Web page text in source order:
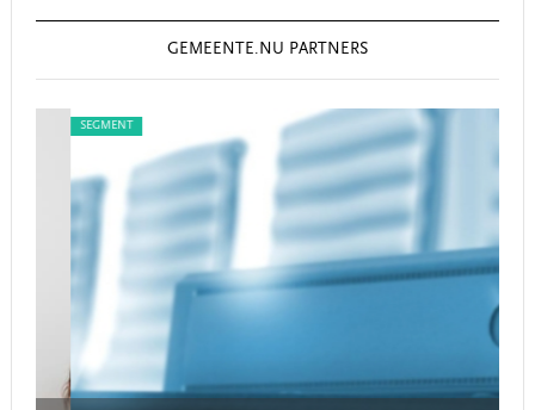
GEMEENTE.NU PARTNERS
SEGMENT